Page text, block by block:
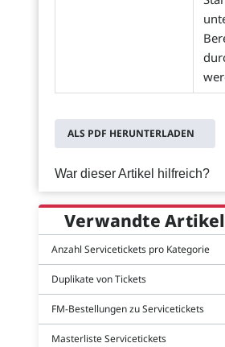
ALS PDF HERUNTERLADEN
War dieser Artikel hilfreich?
Verwandte Artikel
Anzahl Servicetickets pro Kategorie
Duplikate von Tickets
FM-Bestellungen zu Servicetickets
Masterliste Servicetickets